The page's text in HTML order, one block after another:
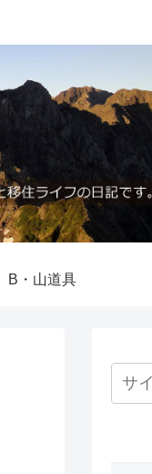
B・山道具